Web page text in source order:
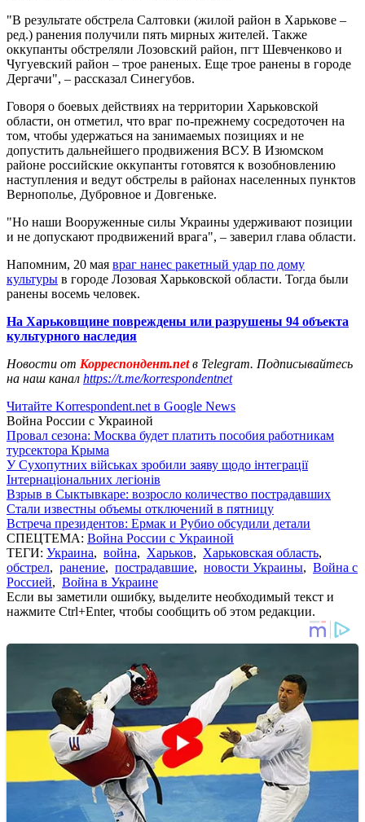
"В результате обстрела Салтовки (жилой район в Харькове –
ред.) ранения получили пять мирных жителей. Также
оккупанты обстреляли Лозовский район, пгт Шевченково и
Чугуевский район – трое раненых. Еще трое ранены в городе
Дергачи", – рассказал Синегубов.
Говоря о боевых действиях на территории Харьковской
области, он отметил, что враг по-прежнему сосредоточен на
том, чтобы удержаться на занимаемых позициях и не
допустить дальнейшего продвижения ВСУ. В Изюмском
районе российские оккупанты готовятся к возобновлению
наступления и ведут обстрелы в районах населенных пунктов
Вернополье, Дубровное и Довгеньке.
"Но наши Вооруженные силы Украины удерживают позиции
и не допускают продвижений врага", – заверил глава области.
Напомним, 20 мая враг нанес ракетный удар по дому
культуры в городе Лозовая Харьковской области. Тогда были
ранены восемь человек.
На Харьковщине повреждены или разрушены 94 объекта
культурного наследия
Новости от Корреспондент.netв Telegram. Подписывайтесь
на наш канал https://t.me/korrespondentnet
Читайте Korrespondent.net в Google News
Война России с Украиной
Провал сезона: Москва будет платить пособия работникам
турсектора Крыма
У Сухопутних військах зробили заяву щодо інтеграції
Інтернаціональних легіонів
Взрыв в Сыктывкаре: возросло количество пострадавших
Стали известны объемы отключений в пятницу
Встреча президентов: Ермак и Рубио обсудили детали
СПЕЦТЕМА: Война России с Украиной
ТЕГИ: Украина, война, Харьков, Харьковская область,
обстрел, ранение, пострадавшие, новости Украины, Война с
Россией, Война в Украине
Если вы заметили ошибку, выделите необходимый текст и
нажмите Ctrl+Enter, чтобы сообщить об этом редакции.